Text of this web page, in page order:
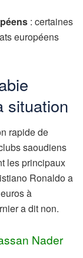
: certaines
européens
situation
rapide de
saoudiens
les principaux
Ronaldo a
à
a dit non.
Nader